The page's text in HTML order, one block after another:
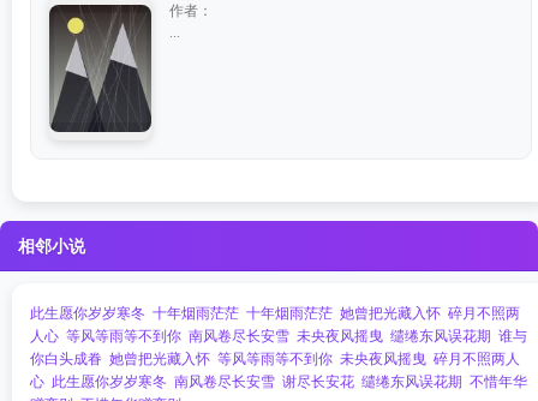
作者：
相邻小说
此生愿你岁岁寒冬 十年烟雨茫茫 十年烟雨茫茫 她曾把光藏入怀 碎月不照两
人心 等风等雨等不到你 南风卷尽长安雪 未央夜风摇曳 缱绻东风误花期 谁与
你白头成眷 她曾把光藏入怀 等风等雨等不到你 未央夜风摇曳 碎月不照两人
心 此生愿你岁岁寒冬 南风卷尽长安雪 谢尽长安花 缱绻东风误花期 不惜年华